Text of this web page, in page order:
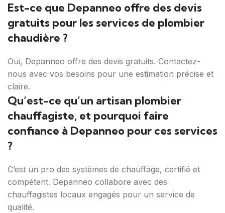
Est-ce que Depanneo offre des devis
gratuits pour les services de plombier
chaudière ?
Oui, Depanneo offre des devis gratuits. Contactez-
nous avec vos besoins pour une estimation précise et
claire.
Qu’est-ce qu’un artisan plombier
chauffagiste, et pourquoi faire
confiance à Depanneo pour ces services
?
C’est un pro des systèmes de chauffage, certifié et
compétent. Depanneo collabore avec des
chauffagistes locaux engagés pour un service de
qualité.